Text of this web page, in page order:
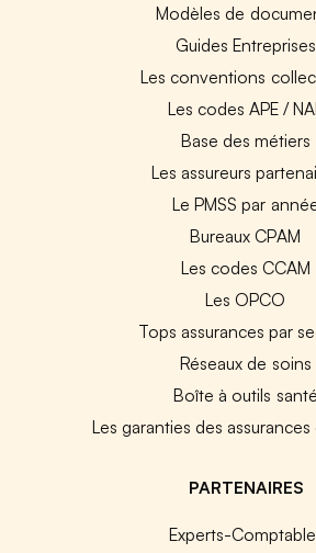
Modèles de
Guides Entreprises
Les conventions
Les codes APE /
Base des métiers
Les assureurs
Le PMSS par
Bureaux CPAM
Les codes CCAM
Les OPCO
Tops assurances par
Réseaux de soins
Boîte à outils santé
Les garanties des
PARTENAIRES
Experts-